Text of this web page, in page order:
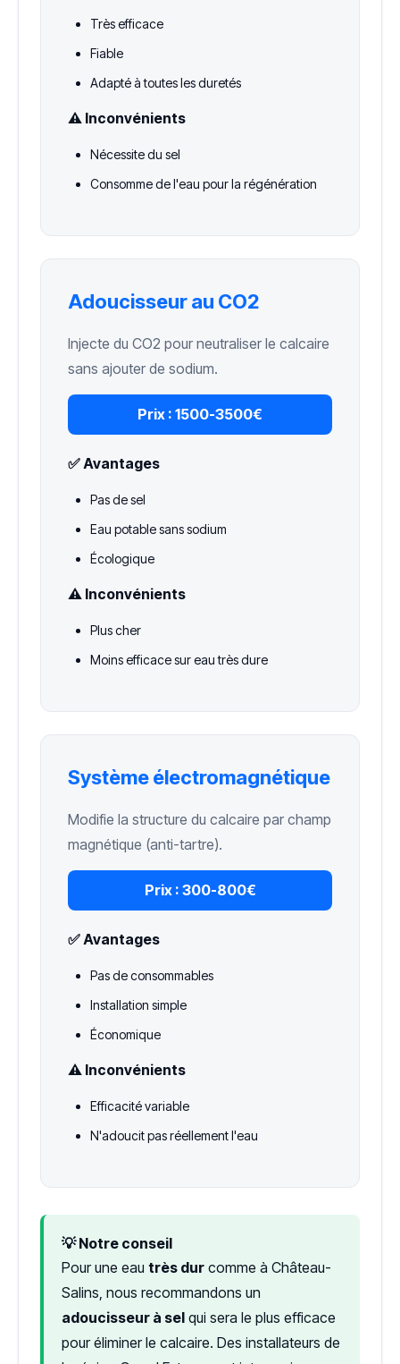
Très efficace
Fiable
Adapté à toutes les duretés
⚠️ Inconvénients
Nécessite du sel
Consomme de l'eau pour la régénération
Adoucisseur au CO2
Injecte du CO2 pour neutraliser le calcaire
sans ajouter de sodium.
Prix : 1500-3500€
✅ Avantages
Pas de sel
Eau potable sans sodium
Écologique
⚠️ Inconvénients
Plus cher
Moins efficace sur eau très dure
Système électromagnétique
Modifie la structure du calcaire par champ
magnétique (anti-tartre).
Prix : 300-800€
✅ Avantages
Pas de consommables
Installation simple
Économique
⚠️ Inconvénients
Efficacité variable
N'adoucit pas réellement l'eau
💡 Notre conseil
Pour une eau très dur comme à Château-
Salins, nous recommandons un
adoucisseur à sel qui sera le plus efficace
pour éliminer le calcaire. Des installateurs de